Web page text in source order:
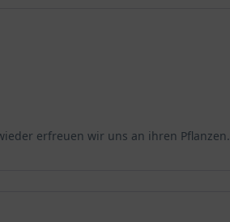
erfreuen wir uns an ihren Pflanzen.